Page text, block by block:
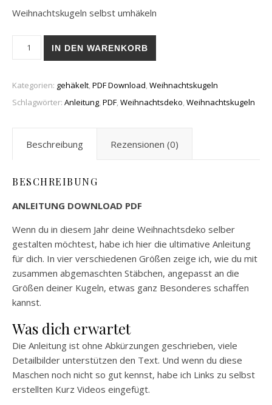
Weihnachtskugeln selbst umhäkeln
Weihnachtskugeln selbst umhäkeln (PDF) Menge
IN DEN WARENKORB
Kategorien: gehäkelt,PDF Download,Weihnachtskugeln
Schlagwörter: Anleitung,PDF,Weihnachtsdeko,Weihnachtskugeln
Beschreibung Rezensionen (0)
BESCHREIBUNG
ANLEITUNG DOWNLOAD PDF
Wenn du in diesem Jahr deine Weihnachtsdeko selber
gestalten möchtest, habe ich hier die ultimative Anleitung
für dich. In vier verschiedenen Größen zeige ich, wie du mit
zusammen abgemaschten Stäbchen, angepasst an die
Größen deiner Kugeln, etwas ganz Besonderes schaffen
kannst.
Was dich erwartet
Die Anleitung ist ohne Abkürzungen geschrieben, viele
Detailbilder unterstützen den Text. Und wenn du diese
Maschen noch nicht so gut kennst, habe ich Links zu selbst
erstellten Kurz Videos eingefügt.